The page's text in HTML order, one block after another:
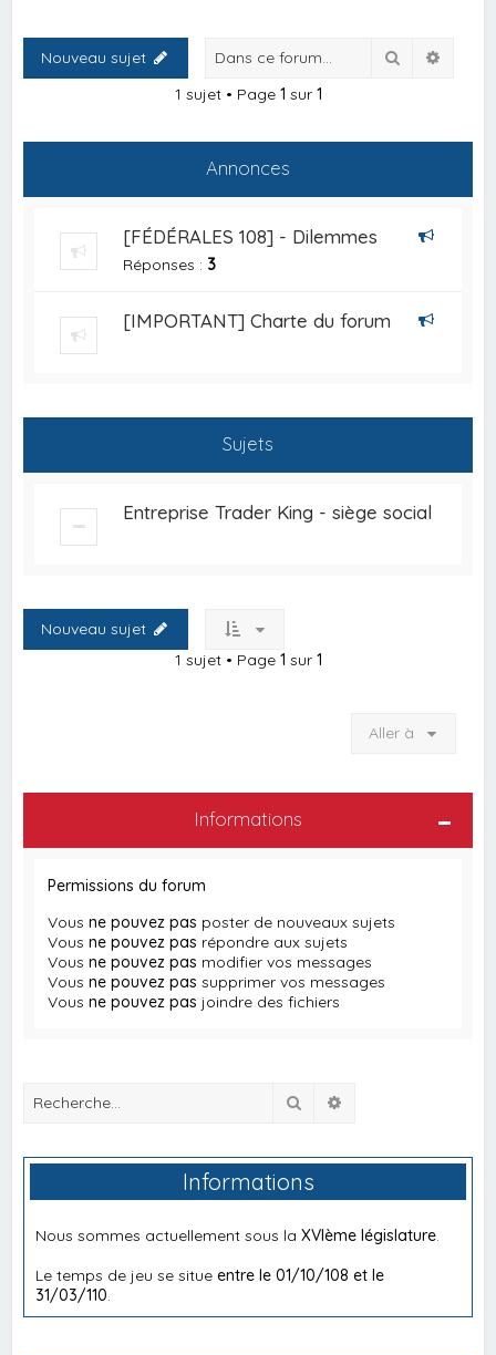
Nouveau sujet Rechercher
1 sujet • Page 1 sur 1
Annonces
[FÉDÉRALES 108] - Dilemmes
Réponses : 3
[IMPORTANT] Charte du forum
Sujets
Entreprise Trader King - siège social
Nouveau sujet
1 sujet • Page 1 sur 1
Aller à
Informations
Permissions du forum
Vousne pouvez pas poster de nouveaux sujets
Vousne pouvez pas répondre aux sujets
Vousne pouvez pas modifier vos messages
Vousne pouvez pas supprimer vos messages
Vousne pouvez pas joindre des fichiers
Rechercher
Informations
Nous sommes actuellement sous laXVIème législature
Le temps de jeu se situeentre le 01/10/108 et le
31/03/110